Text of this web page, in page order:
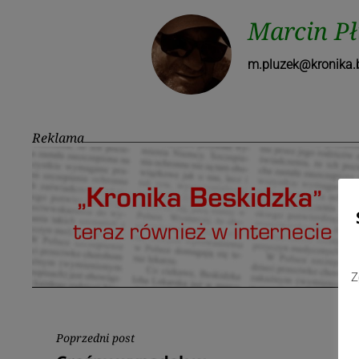
Marcin
Reklama
Nawigacja
Poprzedni post